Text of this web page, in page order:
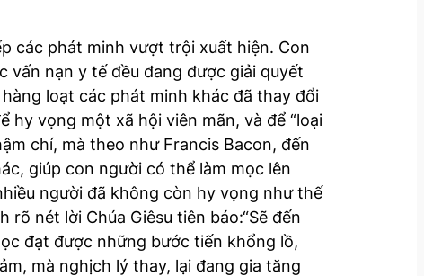
các phát minh vượt trội xuất hiện. Con
nạn y tế đều đang được giải quyết
loạt các phát minh khác đã thay đổi
hy vọng một xã hội viên mãn, và để “loại
chí, mà theo như Francis Bacon, đến
giúp con người có thể làm mọc lên
người đã không còn hy vọng như thế
nét lời Chúa Giêsu tiên báo:“Sẽ đến
đạt được những bước tiến khổng lồ,
mà nghịch lý thay, lại đang gia tăng